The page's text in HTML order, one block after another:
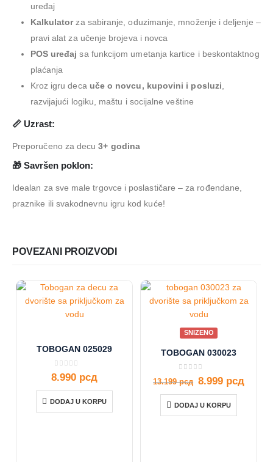
uređaj
Kalkulatorza sabiranje, oduzimanje, množenje i deljenje –
pravi alat za učenje brojeva i novca
POS uređaj sa funkcijom umetanja kartice i beskontaktnog
plaćanja
Kroz igru deca uče o novcu, kupovini i posluzi
razvijajući logiku, maštu i socijalne veštine
📏 Uzrast:
Preporučeno za decu3+ godina
🎁 Savršen poklon:
Idealan za sve male trgovce i poslastičare – za rođendane,
praznike ili svakodnevnu igru kod kuće!
POVEZANI PROIZVODI
TOBOGAN 025029
0 out of 5
8.990 рсд
DODAJ U KORPU
SNIZENO
TOBOGAN 030023
out of 5
13.199рсд 8.999 рсд
DODAJ U KORPU